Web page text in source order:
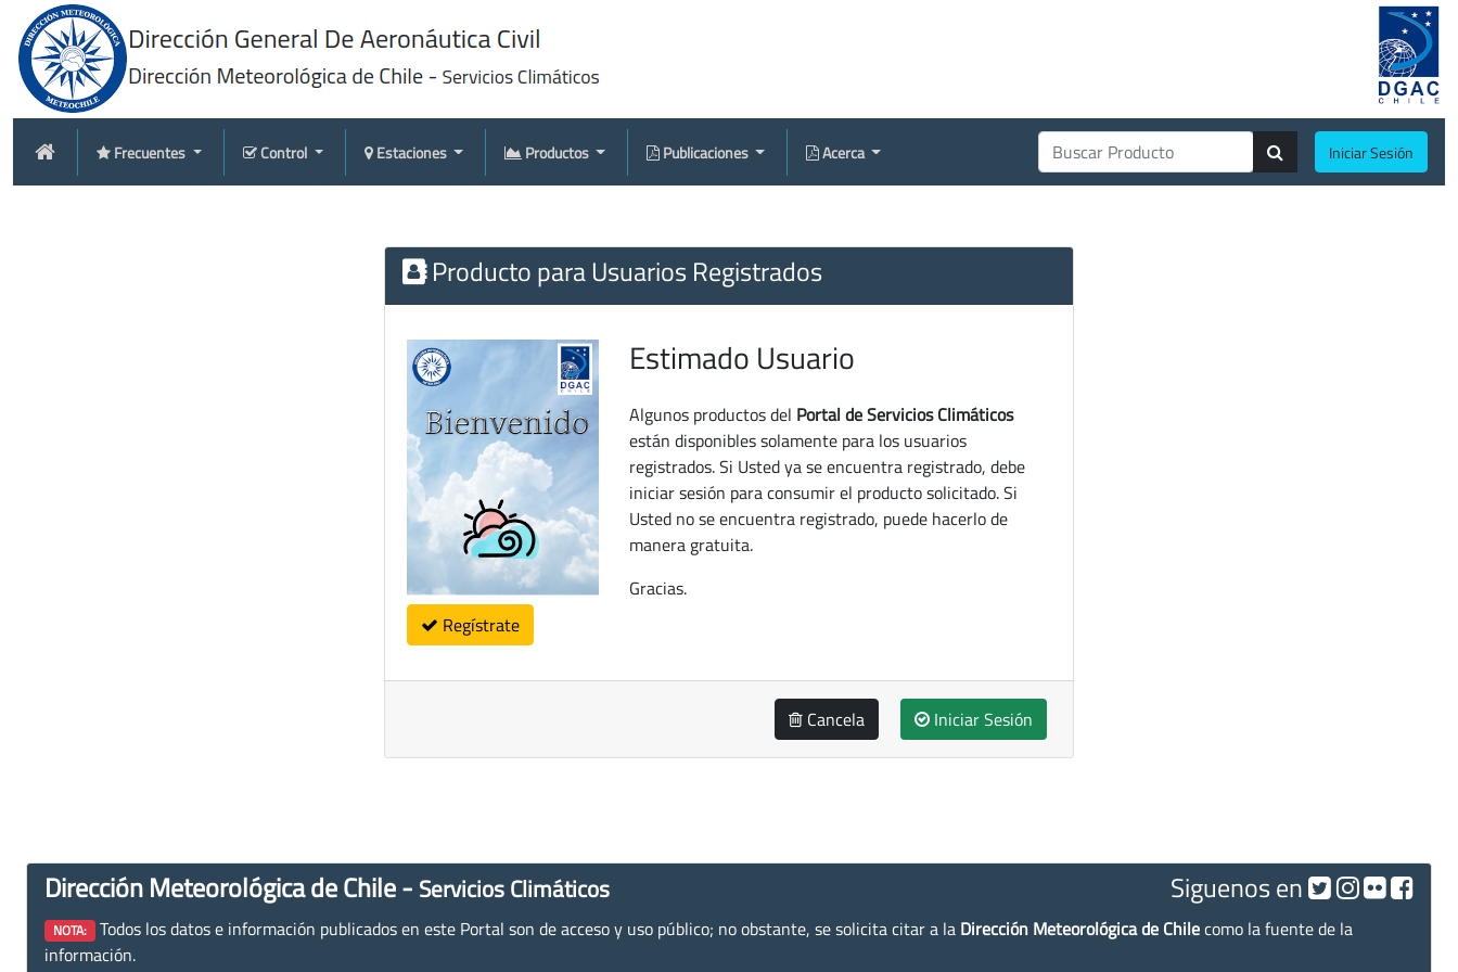
Frecuentes Control Estaciones Productos Publicaciones Acerca Iniciar Sesión
Producto para Usuarios Registrados
Regístrate
Estimado Usuario
Algunos productos del Portal de Servicios Climáticos
están disponibles solamente para los usuarios
registrados. Si Usted ya se encuentra registrado, debe
iniciar sesión para consumir el producto solicitado. Si
Usted no se encuentra registrado, puede hacerlo de
manera gratuita.
Gracias.
Cancela Iniciar Sesión
Dirección Meteorológica de Chile - Servicios Climáticos Siguenos en
NOTA: Todos los datos e información publicados en este Portal son de acceso y uso público; no obstante, se solicita citar a la Dirección Meteorológica de Chilecomo la fuente de la
información.